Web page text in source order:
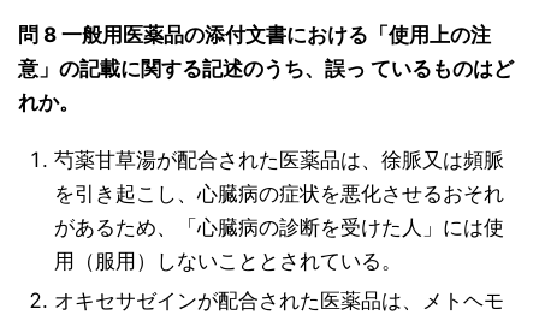
問 8 一般用医薬品の添付文書における「使用上の注
意」の記載に関する記述のうち、誤っ ているものはど
れか。
芍薬甘草湯が配合された医薬品は、徐脈又は頻脈
を引き起こし、心臓病の症状を悪化させるおそれ
があるため、「心臓病の診断を受けた人」には使
用（服用）しないこととされている。
オキセサゼインが配合された医薬品は、メトヘモ